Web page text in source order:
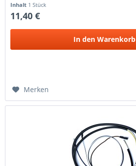
Inhalt 1 Stück
11,40 €
In den Warenkorb
Merken